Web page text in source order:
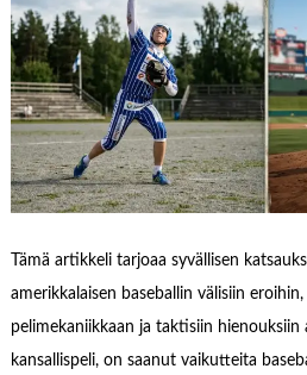
Tämä artikkeli tarjoaa syvällisen
amerikkalaisen baseballin välisiin
pelimekaniikkaan ja taktisiin hienouksiin
kansallispeli, on saanut vaikutteita